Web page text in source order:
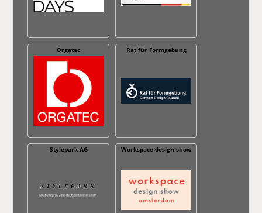
Orgatec Rat für Formgebung
Stylepark AG Workspace design show